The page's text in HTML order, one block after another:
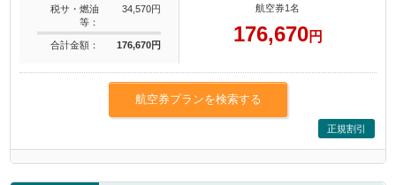
税サ・燃油
等：
34,570円
合計金額： 176,670円
航空券1名
176,670円
航空券プランを検索する
正規割引